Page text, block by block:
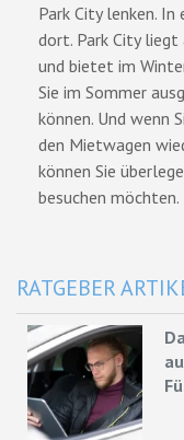
Park City lenken. In
dort. Park City
und bietet im
Sie im Sommer
können. Und wenn
den Mietwagen
können Sie
besuchen möchten.
RATGEBER